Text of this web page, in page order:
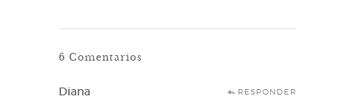
6 Comentarios
Diana RESPONDER